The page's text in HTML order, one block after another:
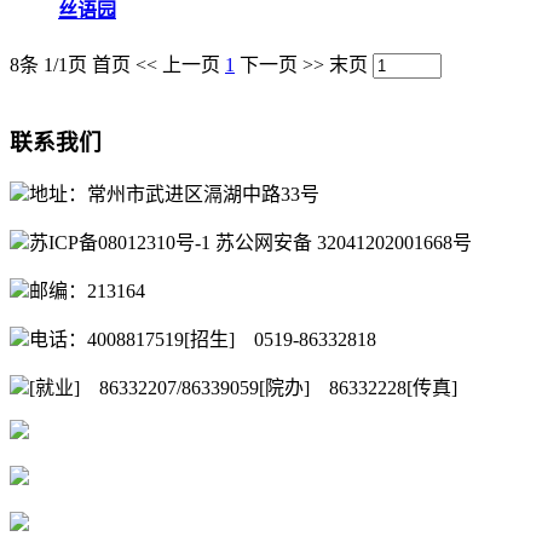
丝语园
8条 1/1页 首页 << 上一页 1 下一页 >> 末页
联系我们
地址：常州市武进区滆湖中路33号
苏ICP备08012310号-1 苏公网安备 32041202001668号
邮编：213164
电话：4008817519[招生] 0519-86332818
[就业] 86332207/86339059[院办] 86332228[传真]